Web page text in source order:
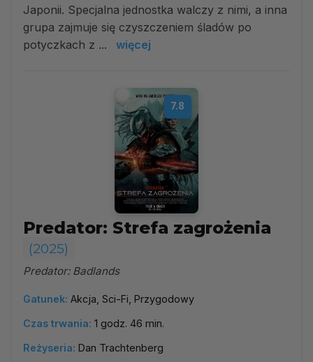
Japonii. Specjalna jednostka walczy z nimi, a inna
grupa zajmuje się czyszczeniem śladów po
potyczkach z ...
więcej
7.8
Predator: Strefa zagrożenia
(2025)
Predator: Badlands
Gatunek: Akcja, Sci-Fi, Przygodowy
Czas trwania: 1 godz. 46 min.
Reżyseria: Dan Trachtenberg